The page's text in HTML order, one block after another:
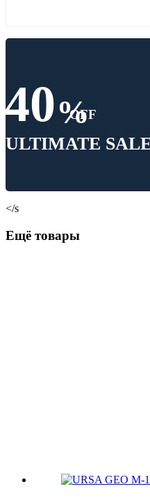
40%
OFF
ULTIMATE
</s
Ещё товары